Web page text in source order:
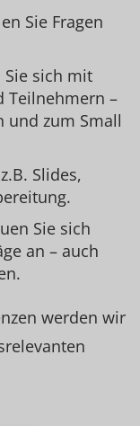
Sie Fragen
sich mit
Teilnehmern –
und zum Small
Slides,
Sie sich
an – auch
werden wir